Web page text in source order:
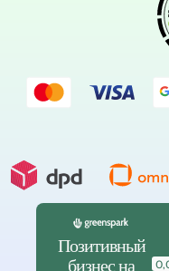
Позитивный
бизнес на